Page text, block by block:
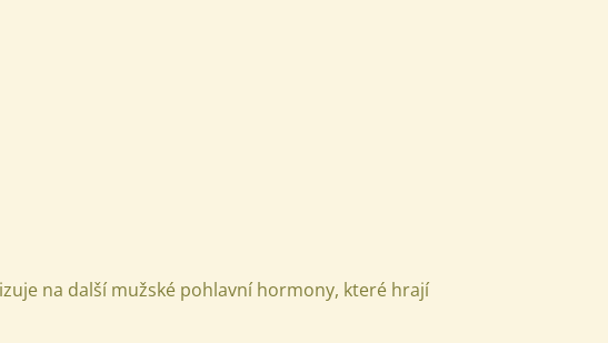
na další mužské pohlavní hormony, které hrají